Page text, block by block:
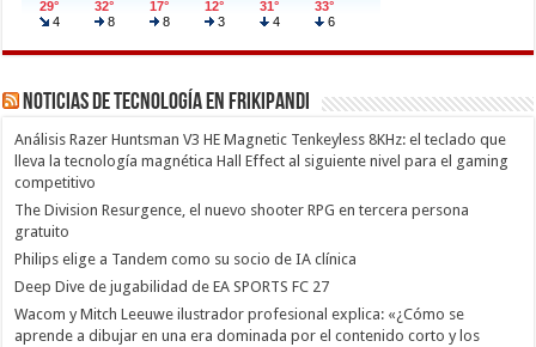
Noticias de Tecnología en Frikipandi
Análisis Razer Huntsman V3 HE Magnetic Tenkeyless 8KHz: el teclado que
lleva la tecnología magnética Hall Effect al siguiente nivel para el gaming
competitivo
The Division Resurgence, el nuevo shooter RPG en tercera persona
gratuito
Philips elige a Tandem como su socio de IA clínica
Deep Dive de jugabilidad de EA SPORTS FC 27
Wacom y Mitch Leeuwe ilustrador profesional explica: «¿Cómo se
aprende a dibujar en una era dominada por el contenido corto y los